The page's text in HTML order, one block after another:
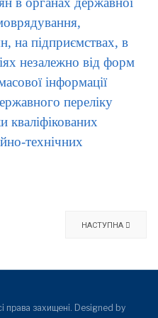
на підприємствах, в
незалежно від форм
інформації
переліку
кваліфікованих
технічних
НАСТУПНА
права захищені. Designed by